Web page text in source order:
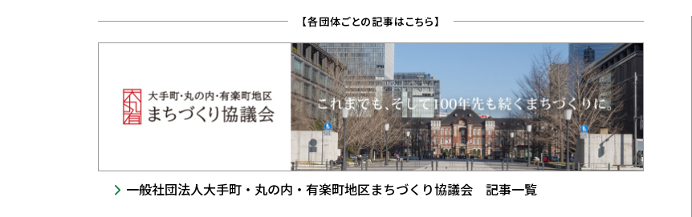
【各団体ごとの記事はこちら】
一般社団法人大手町・丸の内・有楽町地区まちづくり協議会 記事一覧